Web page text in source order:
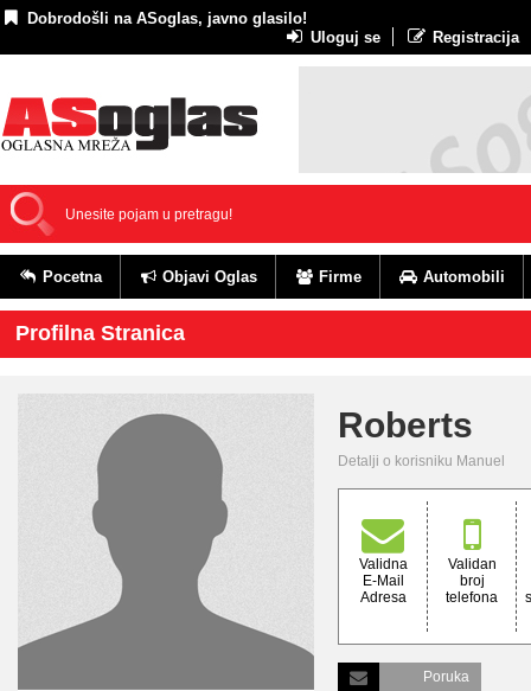
Dobrodošli na ASoglas, javno glasilo!
Uloguj se
Registracija
Pocetna Objavi Oglas Firme Automobili
Profilna Stranica
Roberts
Detalji o korisniku Manuel
Validna
E-Mail
Adresa
Validan
broj
telefona
Poruka